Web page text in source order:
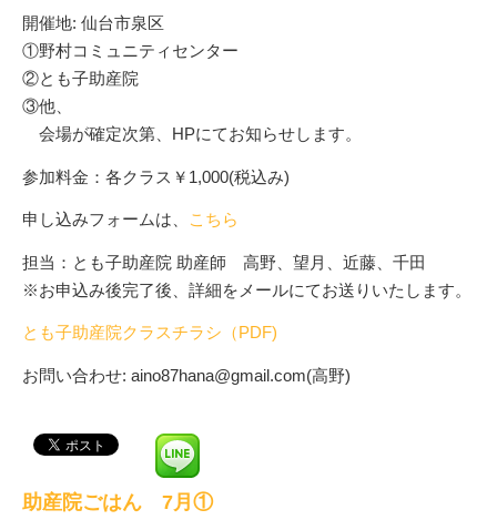
開催地: 仙台市泉区
①野村コミュニティセンター
②とも子助産院
③他、
会場が確定次第、HPにてお知らせします。
参加料金：各クラス￥1,000(税込み)
申し込みフォームは、 こちら
担当：とも子助産院 助産師 高野、望月、近藤、千田
※お申込み後完了後、詳細をメールにてお送りいたします。
とも子助産院クラスチラシ（PDF)
お問い合わせ: aino87hana@gmail.com(高野)
助産院ごはん 7月①